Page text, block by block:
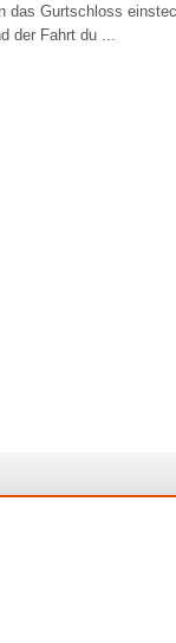
das Gurtschloss
der Fahrt du ...